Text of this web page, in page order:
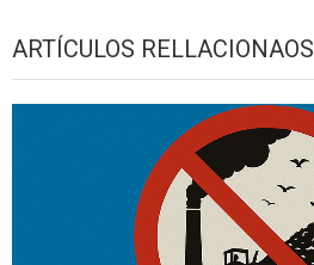
ARTÍCULOS RELLACIONAOS